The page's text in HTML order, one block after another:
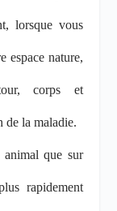
lorsque vous
espace nature,
corps et
de la maladie.
animal que sur
rapidement